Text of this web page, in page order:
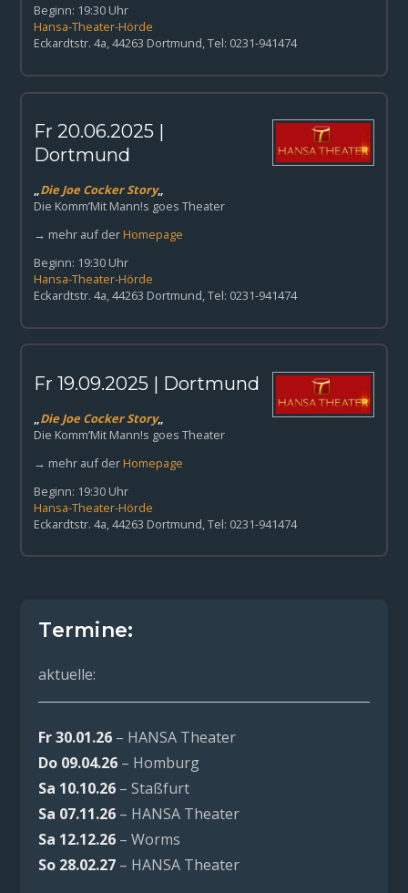
Beginn: 19:30 Uhr
Hansa-Theater-Hörde
Eckardtstr. 4a, 44263 Dortmund, Tel: 0231-941474
Fr 20.06.2025 |
Dortmund
„Die Joe Cocker Story„
Die Komm’Mit Mann!s goes Theater
→ mehr auf derHomepage
Beginn: 19:30 Uhr
Hansa-Theater-Hörde
Eckardtstr. 4a, 44263 Dortmund, Tel: 0231-941474
Fr 19.09.2025 | Dortmund
„Die Joe Cocker Story„
Die Komm’Mit Mann!s goes Theater
→ mehr auf derHomepage
Beginn: 19:30 Uhr
Hansa-Theater-Hörde
Eckardtstr. 4a, 44263 Dortmund, Tel: 0231-941474
Termine:
aktuelle:
Fr 30.01.26 – HANSA Theater
Do 09.04.26 – Homburg
Sa 10.10.26 – Staßfurt
Sa 07.11.26 – HANSA Theater
Sa 12.12.26 – Worms
So 28.02.27 – HANSA Theater